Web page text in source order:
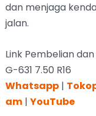
dan menjaga
jalan.
Link Pembelian
G-631 7.50 R16
Whatsapp|
am| YouTube